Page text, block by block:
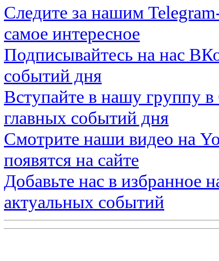
Следите за нашим
самое интересное
Подписывайтесь на нас
событий дня
Вступайте в нашу группу в
главных событий дня
Смотрите наши видео на
появятся на сайте
Добавьте нас в избранное
актуальных событий